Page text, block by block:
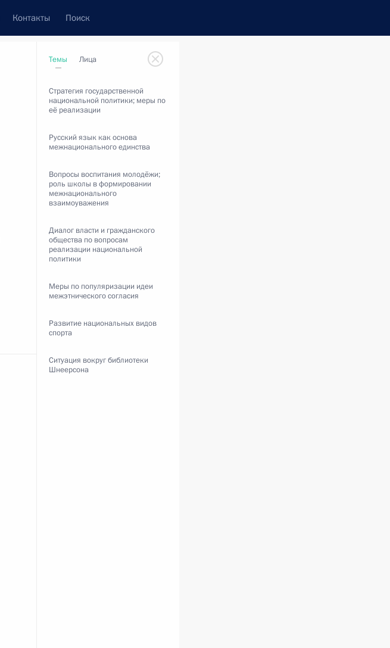
Контакты Поиск
Все персоны
Подписаться на ленту
Темы
Стратегия государственной
национальной политики; меры по
её реализации
Русский язык как основа
межнационального единства
Вопросы воспитания молодёжи;
роль школы в формировании
межнационального
взаимоуважения
Диалог власти и гражданского
общества по вопросам
реализации национальной
политики
Меры по популяризации идеи
межэтнического согласия
Развитие национальных видов
спорта
Ситуация вокруг библиотеки
Шнеерсона
Лица